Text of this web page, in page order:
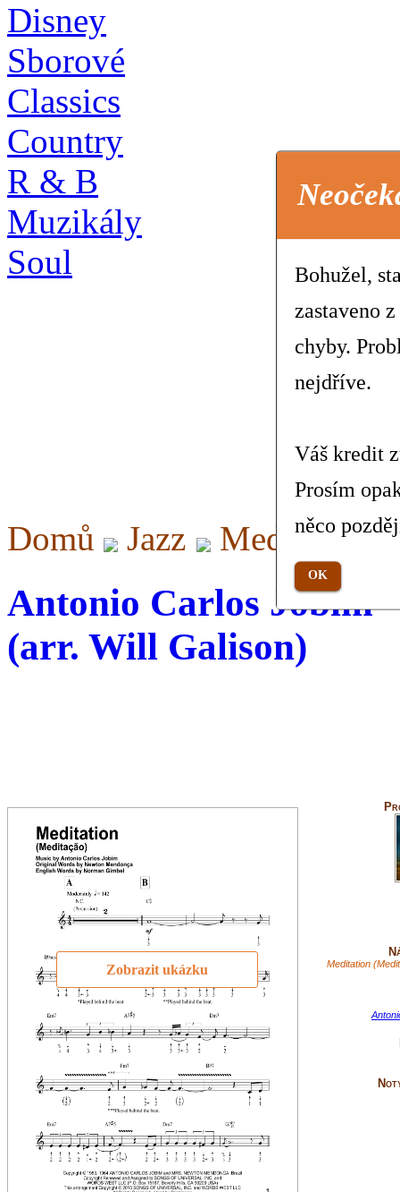
Disney
Sborové
Classics
Country
R & B
Muzikály
Soul
Domů Jazz Meditation
Antonio Carlos Jobim
(arr. Will Galison)
Zobrazit ukázku Meditation
Bohužel,
zastaveno
chyby.
nejdříve.
Váš kredit
Prosím
něco
OK